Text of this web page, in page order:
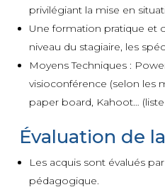
privilégiant la mise en
Une formation pratique et
niveau du stagiaire, les
Moyens Techniques :
visioconférence (selon les
paper board, Kahoot…
Évaluation de
Les acquis sont évalués
pédagogique.